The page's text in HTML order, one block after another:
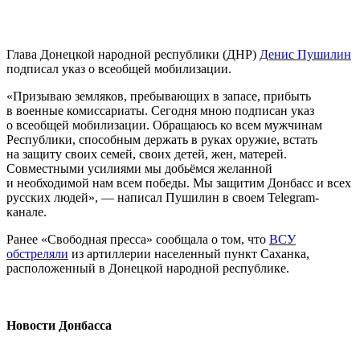
Глава Донецкой народной республики (ДНР) Денис Пушилин
подписал указ о всеобщей мобилизации.
«Призываю земляков, пребывающих в запасе, прибыть
в военные комиссариаты. Сегодня мною подписан указ
о всеобщей мобилизации. Обращаюсь ко всем мужчинам
Республики, способным держать в руках оружие, встать
на защиту своих семей, своих детей, жен, матерей.
Совместными усилиями мы добьёмся желанной
и необходимой нам всем победы. Мы защитим Донбасс и всех
русских людей», — написал Пушилин в своем Telegram-
канале.
Ранее «Свободная пресса» сообщала о том, что ВСУ
обстреляли из артиллерии населенный пункт Саханка,
расположенный в Донецкой народной республике.
Новости Донбасса